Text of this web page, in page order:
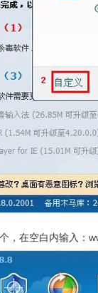
，在空白内输入：